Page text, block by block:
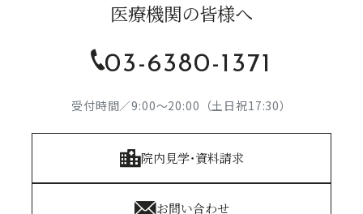
医療機関の皆様へ
03-6380-1371
受付時間／9:00～20:00（土日祝17:30）
院内見学・資料請求
お問い合わせ